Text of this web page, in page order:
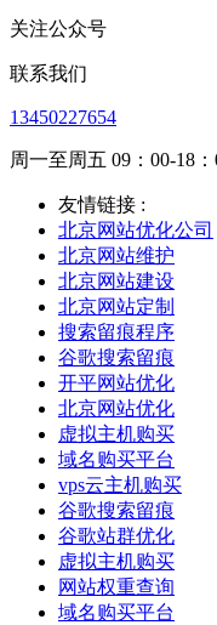
关注公众号
联系我们
13450227654
周一至周五 09：00-18：
友情链接 :
北京网站优化公司
北京网站维护
北京网站建设
北京网站定制
搜索留痕程序
谷歌搜索留痕
开平网站优化
北京网站优化
虚拟主机购买
域名购买平台
vps云主机购买
谷歌搜索留痕
谷歌站群优化
虚拟主机购买
网站权重查询
域名购买平台